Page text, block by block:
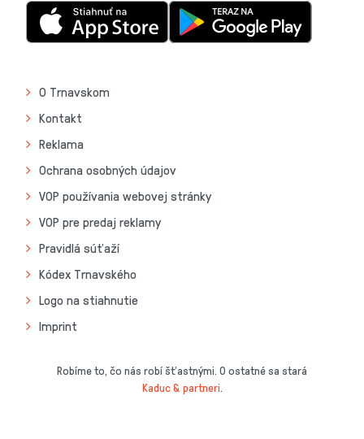
O Trnavskom
Kontakt
Reklama
Ochrana osobných údajov
VOP používania webovej stránky
VOP pre predaj reklamy
Pravidlá súťaží
Kódex Trnavského
Logo na stiahnutie
Imprint
Robíme to, čo nás robí šťastnými. O ostatné sa stará
Kaduc & partneri.